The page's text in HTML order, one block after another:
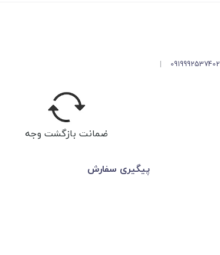
09199925374
|
ضمانت بازگشت وجه
پیگیری سفارش